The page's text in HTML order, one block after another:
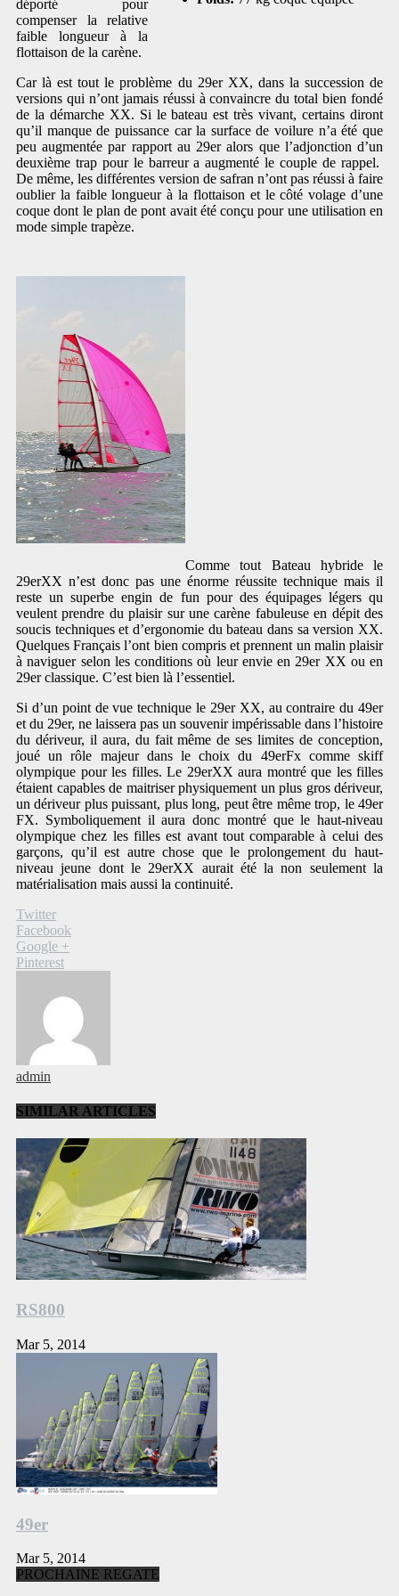
déporté pour
compenser la relative
faible longueur à la
flottaison de la carène.
Car là est tout le problème du 29er XX, dans la succession de
versions qui n’ont jamais réussi à convaincre du total bien fondé
de la démarche XX. Si le bateau est très vivant, certains diront
qu’il manque de puissance car la surface de voilure n’a été que
peu augmentée par rapport au 29er alors que l’adjonction d’un
deuxième trap pour le barreur a augmenté le couple de rappel.
De même, les différentes version de safran n’ont pas réussi à faire
oublier la faible longueur à la flottaison et le côté volage d’une
coque dont le plan de pont avait été conçu pour une utilisation en
mode simple trapèze.
Comme tout Bateau hybride le
29erXX n’est donc pas une énorme réussite technique mais il
reste un superbe engin de fun pour des équipages légers qu
veulent prendre du plaisir sur une carène fabuleuse en dépit des
soucis techniques et d’ergonomie du bateau dans sa version XX.
Quelques Français l’ont bien compris et prennent un malin plaisir
à naviguer selon les conditions où leur envie en 29er XX ou en
29er classique. C’est bien là l’essentiel.
Si d’un point de vue technique le 29er XX, au contraire du 49er
et du 29er, ne laissera pas un souvenir impérissable dans l’histoire
du dériveur, il aura, du fait même de ses limites de conception,
joué un rôle majeur dans le choix du 49erFx comme skiff
olympique pour les filles. Le 29erXX aura montré que les filles
étaient capables de maitriser physiquement un plus gros dériveur,
un dériveur plus puissant, plus long, peut être même trop, le 49er
FX. Symboliquement il aura donc montré que le haut-niveau
olympique chez les filles est avant tout comparable à celui des
garçons, qu’il est autre chose que le prolongement du haut-
niveau jeune dont le 29erXX aurait été la non seulement la
matérialisation mais aussi la continuité.
Twitter
Facebook
Google +
Pinterest
admin
SIMILAR ARTICLES
RS800
Mar 5, 2014
49er
Mar 5, 2014
PROCHAINE REGATE